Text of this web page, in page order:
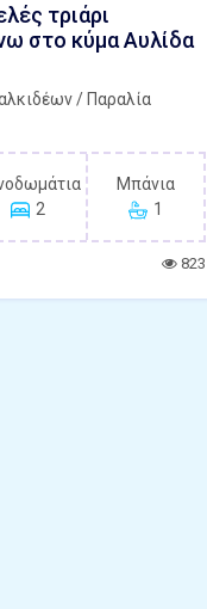
τριάρι
στο κύμα Αυλίδα
/ Παραλία
2
Μπάνια
1
823